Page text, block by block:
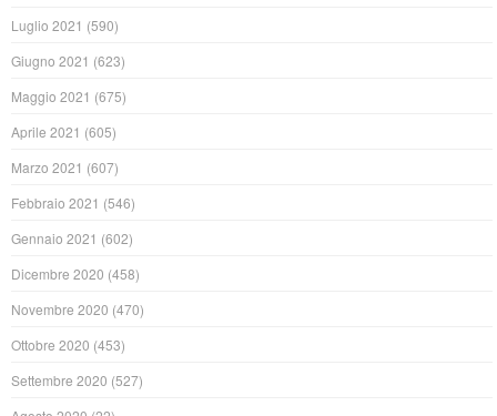
Luglio 2021 (590)
Giugno 2021 (623)
Maggio 2021 (675)
Aprile 2021 (605)
Marzo 2021 (607)
Febbraio 2021 (546)
Gennaio 2021 (602)
Dicembre 2020 (458)
Novembre 2020 (470)
Ottobre 2020 (453)
Settembre 2020 (527)